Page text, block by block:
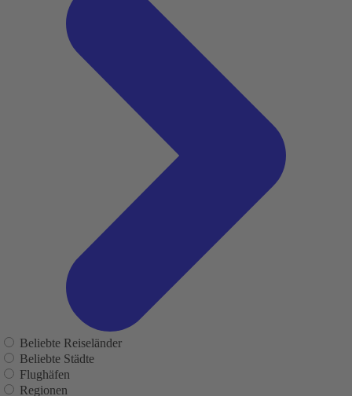
Beliebte Reiseländer
Beliebte Städte
Flughäfen
Regionen